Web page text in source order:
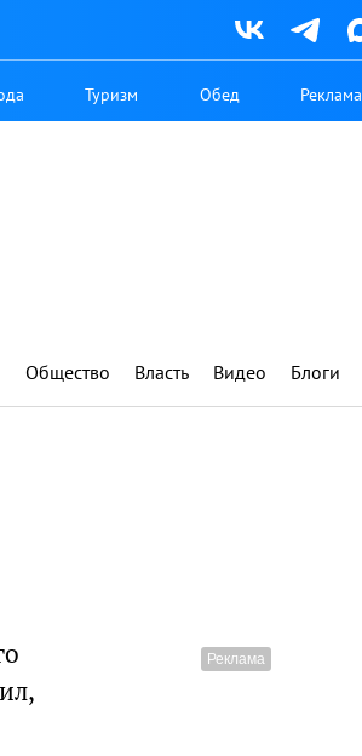
Туризм Обед Реклама
Общество Власть Видео Блоги